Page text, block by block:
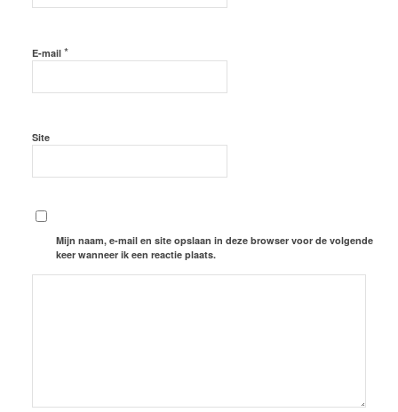
E-mail *
Site
Mijn naam, e-mail en site opslaan in deze browser voor de volgende
keer wanneer ik een reactie plaats.